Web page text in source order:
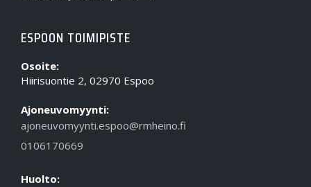
ESPOON TOIMIPISTE
Osoite:
Hiirisuontie 2, 02970 Espoo
Ajoneuvomyynti:
ajoneuvomyynti.espoo@rmheino.fi
0106170669
Huolto: